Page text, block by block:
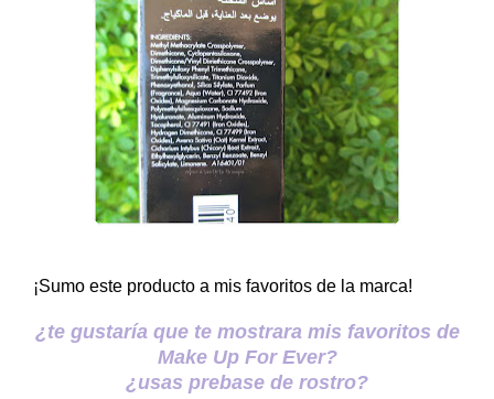
¡Sumo este producto a mis favoritos de la marca!
¿te gustaría que te mostrara mis favoritos de
Make Up For Ever?
¿usas prebase de rostro?